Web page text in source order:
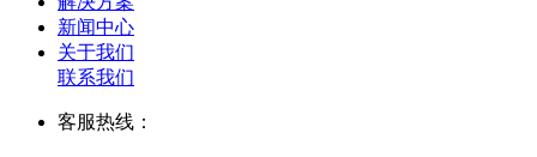
新闻中心
关于我们
联系我们
客服热线：